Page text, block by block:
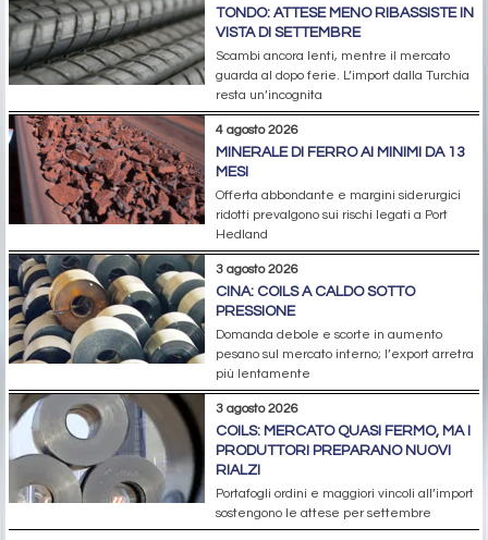
TONDO: ATTESE MENO RIBASSISTE IN
VISTA DI SETTEMBRE
Scambi ancora lenti, mentre il mercato
guarda al dopo ferie. L’import dalla Turchia
resta un’incognita
4 agosto 2026
MINERALE DI FERRO AI MINIMI DA 13
MESI
Offerta abbondante e margini siderurgici
ridotti prevalgono sui rischi legati a Port
Hedland
3 agosto 2026
CINA: COILS A CALDO SOTTO
PRESSIONE
Domanda debole e scorte in aumento
pesano sul mercato interno; l’export arretra
più lentamente
3 agosto 2026
COILS: MERCATO QUASI FERMO, MA I
PRODUTTORI PREPARANO NUOVI
RIALZI
Portafogli ordini e maggiori vincoli all’import
sostengono le attese per settembre